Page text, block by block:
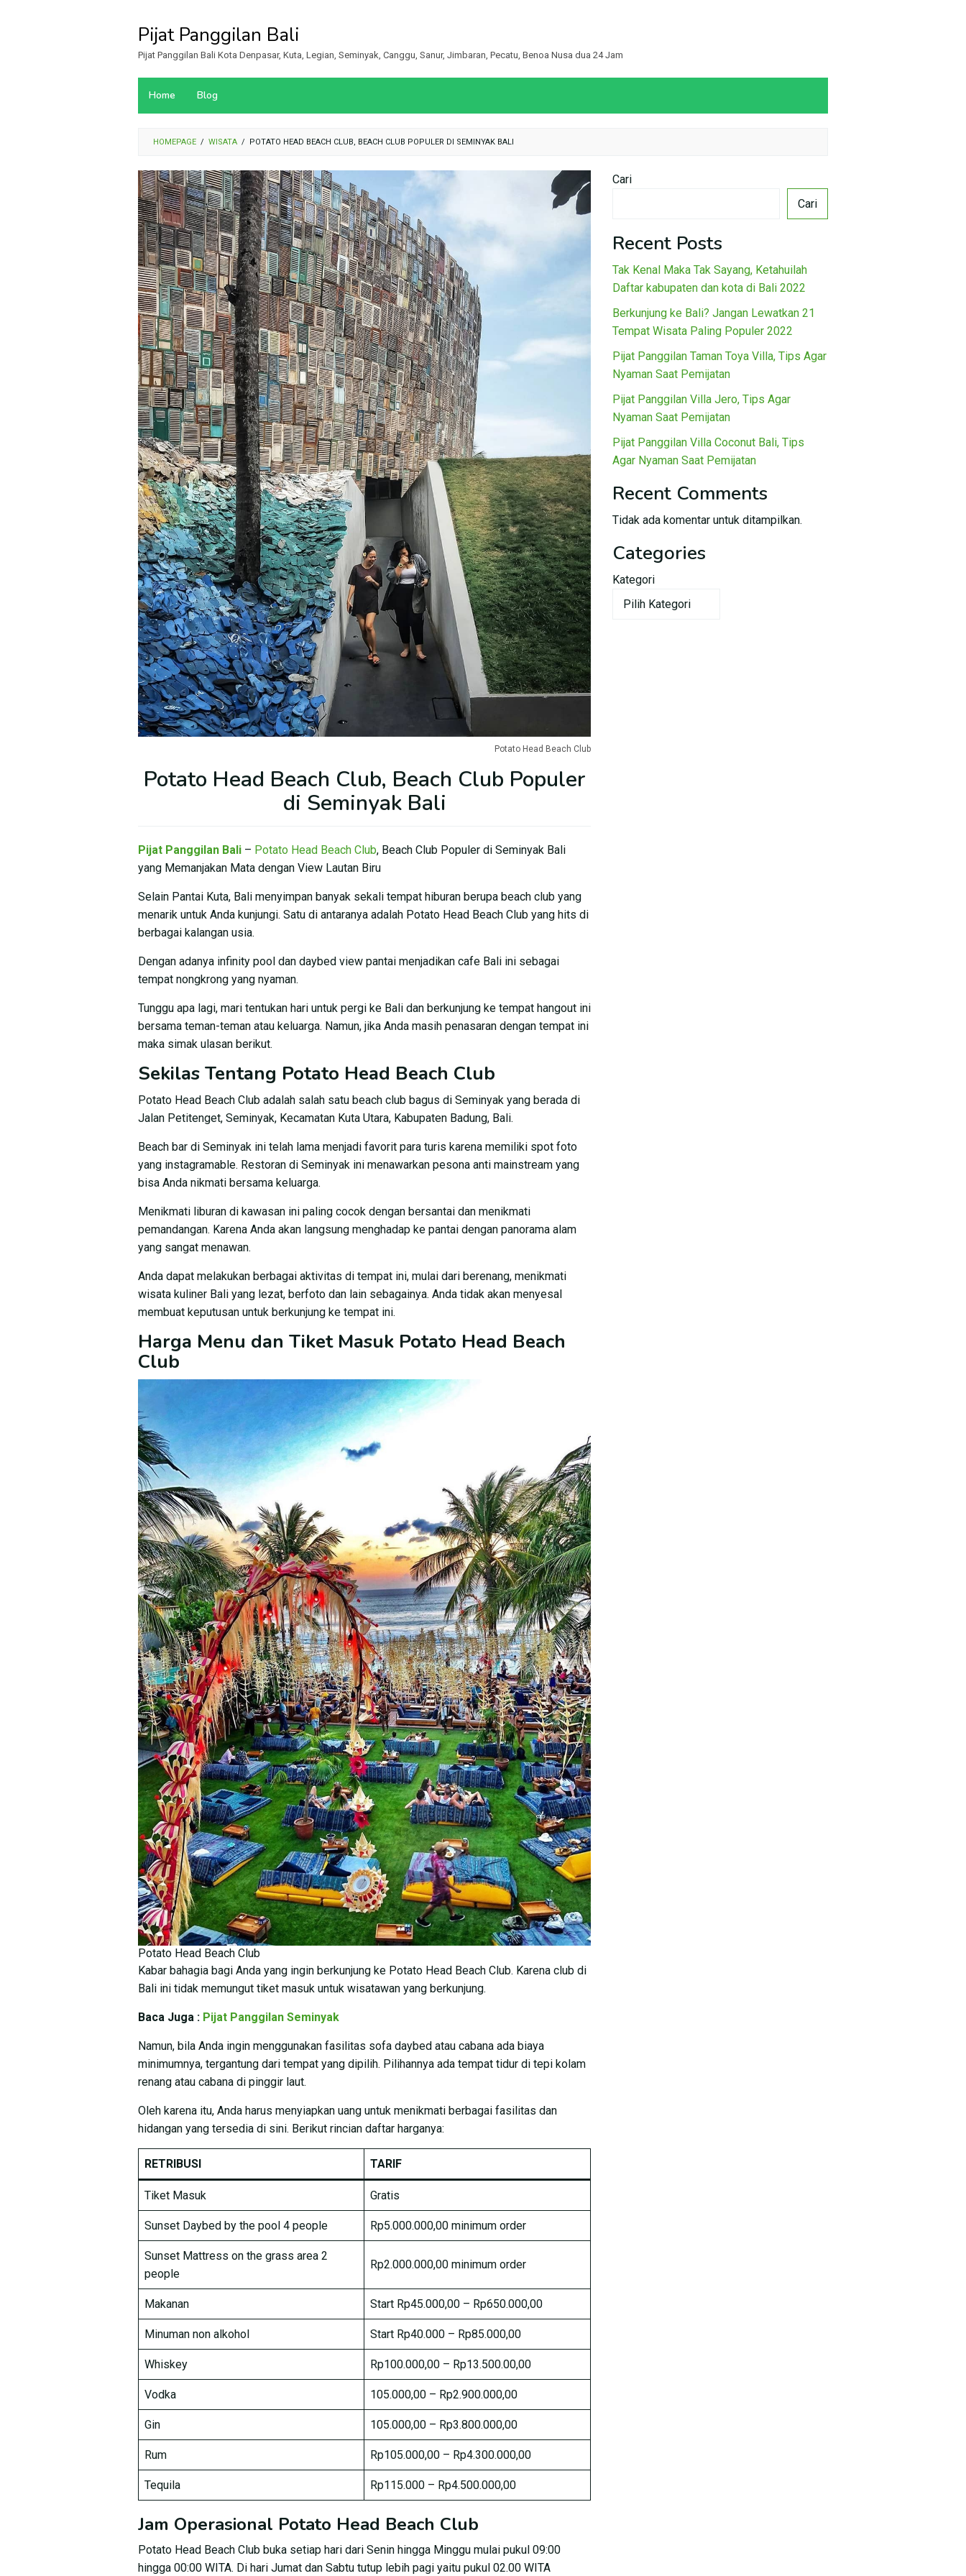
Pijat Panggilan Bali
Pijat Panggilan Bali Kota Denpasar, Kuta, Legian, Seminyak, Canggu, Sanur, Jimbaran, Pecatu, Benoa Nusa dua 24 Jam
Home Blog
HOMEPAGE / WISATA / POTATO HEAD BEACH CLUB, BEACH CLUB POPULER DI SEMINYAK BALI
Potato Head Beach Club
Potato Head Beach Club, Beach Club Populer
di Seminyak Bali
Pijat Panggilan Bali – Potato Head Beach Club, Beach Club Populer di Seminyak Bali
yang Memanjakan Mata dengan View Lautan Biru
Selain Pantai Kuta, Bali menyimpan banyak sekali tempat hiburan berupa beach club yang
menarik untuk Anda kunjungi. Satu di antaranya adalah Potato Head Beach Club yang hits di
berbagai kalangan usia.
Dengan adanya infinity pool dan daybed view pantai menjadikan cafe Bali ini sebagai
tempat nongkrong yang nyaman.
Tunggu apa lagi, mari tentukan hari untuk pergi ke Bali dan berkunjung ke tempat hangout ini
bersama teman-teman atau keluarga. Namun, jika Anda masih penasaran dengan tempat ini
maka simak ulasan berikut.
Sekilas Tentang Potato Head Beach Club
Potato Head Beach Club adalah salah satu beach club bagus di Seminyak yang berada di
Jalan Petitenget, Seminyak, Kecamatan Kuta Utara, Kabupaten Badung, Bali.
Beach bar di Seminyak ini telah lama menjadi favorit para turis karena memiliki spot foto
yang instagramable. Restoran di Seminyak ini menawarkan pesona anti mainstream yang
bisa Anda nikmati bersama keluarga.
Menikmati liburan di kawasan ini paling cocok dengan bersantai dan menikmati
pemandangan. Karena Anda akan langsung menghadap ke pantai dengan panorama alam
yang sangat menawan.
Anda dapat melakukan berbagai aktivitas di tempat ini, mulai dari berenang, menikmati
wisata kuliner Bali yang lezat, berfoto dan lain sebagainya. Anda tidak akan menyesal
membuat keputusan untuk berkunjung ke tempat ini.
Harga Menu dan Tiket Masuk Potato Head Beach
Club
Potato Head Beach Club
Kabar bahagia bagi Anda yang ingin berkunjung ke Potato Head Beach Club. Karena club di
Bali ini tidak memungut tiket masuk untuk wisatawan yang berkunjung.
Baca Juga : Pijat Panggilan Seminyak
Namun, bila Anda ingin menggunakan fasilitas sofa daybed atau cabana ada biaya
minimumnya, tergantung dari tempat yang dipilih. Pilihannya ada tempat tidur di tepi kolam
renang atau cabana di pinggir laut.
Oleh karena itu, Anda harus menyiapkan uang untuk menikmati berbagai fasilitas dan
hidangan yang tersedia di sini. Berikut rincian daftar harganya:
RETRIBUSI TARIF
Tiket Masuk Gratis
Sunset Daybed by the pool 4 people Rp5.000.000,00 minimum order
Sunset Mattress on the grass area 2
people
Rp2.000.000,00 minimum order
Makanan Start Rp45.000,00 – Rp650.000,00
Minuman non alkohol Start Rp40.000 – Rp85.000,00
Whiskey Rp100.000,00 – Rp13.500.00,00
Vodka 105.000,00 – Rp2.900.000,00
Gin 105.000,00 – Rp3.800.000,00
Rum Rp105.000,00 – Rp4.300.000,00
Tequila Rp115.000 – Rp4.500.000,00
Jam Operasional Potato Head Beach Club
Potato Head Beach Club buka setiap hari dari Senin hingga Minggu mulai pukul 09:00
hingga 00:00 WITA. Di hari Jumat dan Sabtu tutup lebih pagi yaitu pukul 02.00 WITA
Cari
Cari
Recent Posts
Tak Kenal Maka Tak Sayang, Ketahuilah
Daftar kabupaten dan kota di Bali 2022
Berkunjung ke Bali? Jangan Lewatkan 21
Tempat Wisata Paling Populer 2022
Pijat Panggilan Taman Toya Villa, Tips Agar
Nyaman Saat Pemijatan
Pijat Panggilan Villa Jero, Tips Agar
Nyaman Saat Pemijatan
Pijat Panggilan Villa Coconut Bali, Tips
Agar Nyaman Saat Pemijatan
Recent Comments
Tidak ada komentar untuk ditampilkan.
Categories
Kategori